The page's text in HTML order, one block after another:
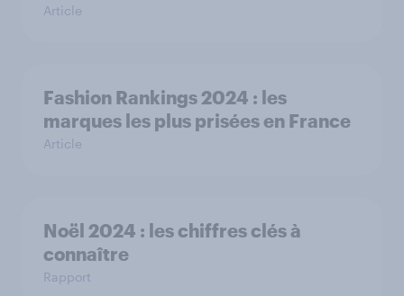
Article
Fashion Rankings 2024 : les
marques les plus prisées en France
Article
Noël 2024 : les chiffres clés à
connaître
Rapport